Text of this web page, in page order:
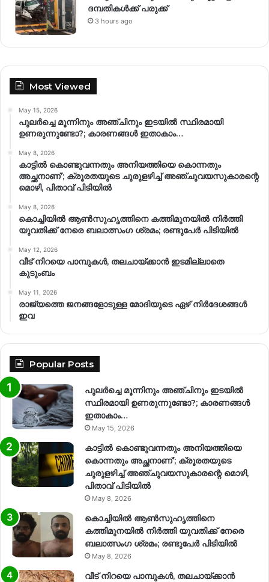
ദമ്പതികള്‍ക്ക് പരുക്ക്
3 hours ago
Most Viewed
May 15, 2026
പുലർച്ചെ മൂന്നിനും അഞ്ചിനും ഇടയിൽ സ്ഥിരമായി
ഉണരുന്നുണ്ടോ?; കാരണങ്ങള്‍ ഇതാകാം…
May 8, 2026
കാട്ടിൽ കൊണ്ടുവന്നതും അനിയത്തിയെ കൊന്നതും
അച്ഛനാണ്’; ക്രൂരതയുടെ ചുരുളഴിച്ച് അഞ്ചുവയസുകാരന്റെ
മൊഴി, പിതാവ് പിടിയിൽ
May 8, 2026
കൊച്ചിയിൽ ആൺസുഹൃത്തിനെ കത്തിമുനയിൽ നിർത്തി
യുവതിക്ക് നേരെ ബലാത്സംഗ​ ശ്രമം; രണ്ടുപേർ പിടിയിൽ
May 12, 2026
വീട് നിറയെ പാമ്പുകൾ, തലചായ്ക്കാൻ ഇടമില്ലാതെ
കുടുംബം
May 11, 2026
രാജ്യത്തെ ജനങ്ങളോടുള്ള മോദിയുടെ ഏഴ് നിര്‍ദേശങ്ങള്‍
ഇവ
Popular Posts
പുലർച്ചെ മൂന്നിനും അഞ്ചിനും ഇടയിൽ
സ്ഥിരമായി ഉണരുന്നുണ്ടോ?; കാരണങ്ങള്‍
ഇതാകാം…
May 15, 2026
കാട്ടിൽ കൊണ്ടുവന്നതും അനിയത്തിയെ
കൊന്നതും അച്ഛനാണ്’; ക്രൂരതയുടെ
ചുരുളഴിച്ച് അഞ്ചുവയസുകാരന്റെ മൊഴി,
പിതാവ് പിടിയിൽ
May 8, 2026
കൊച്ചിയിൽ ആൺസുഹൃത്തിനെ
കത്തിമുനയിൽ നിർത്തി യുവതിക്ക് നേരെ
ബലാത്സംഗ​ ശ്രമം; രണ്ടുപേർ പിടിയിൽ
May 8, 2026
വീട് നിറയെ പാമ്പുകൾ, തലചായ്ക്കാൻ